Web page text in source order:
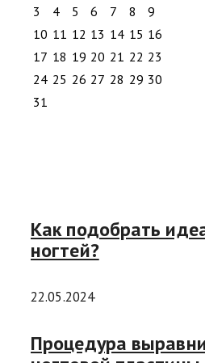
3
4 5 6 7 8
9
10 11 12 13 14 15 16
17 18 19 20 21 22 23
24 25 26 27 28 29 30
31
Как подобрать
ногтей?
22.05.2024
Процедура